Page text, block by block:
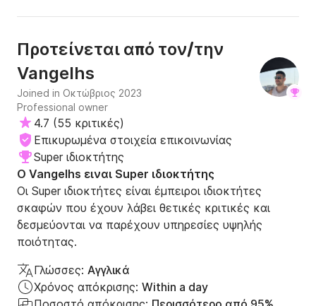
Προτείνεται από τον/την
Vangelhs
Joined in Οκτώβριος 2023
Professional owner
4.7 (55 κριτικές)
Επικυρωμένα στοιχεία επικοινωνίας
Super ιδιοκτήτης
Ο Vangelhs ειναι Super ιδιοκτήτης
Οι Super ιδιοκτήτες είναι έμπειροι ιδιοκτήτες
σκαφών που έχουν λάβει θετικές κριτικές και
δεσμεύονται να παρέχουν υπηρεσίες υψηλής
ποιότητας.
Γλώσσες: Αγγλικά
Χρόνος απόκρισης: Within a day